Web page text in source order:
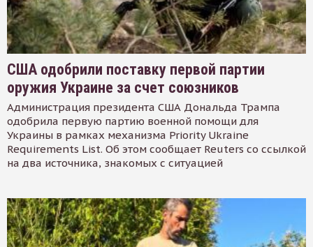
США одобрили поставку первой партии
оружия Украине за счет союзников
Администрация президента США Дональда Трампа
одобрила первую партию военной помощи для
Украины в рамках механизма Priority Ukraine
Requirements List. Об этом сообщает Reuters со ссылкой
на два источника, знакомых с ситуацией